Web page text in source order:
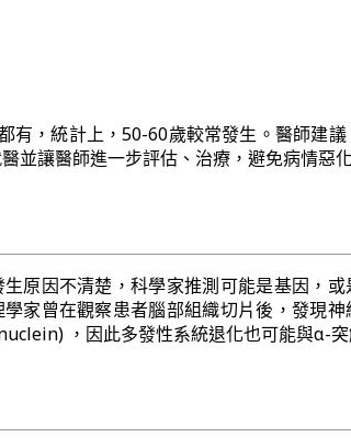
有，統計上，50-60歲較常發生。醫師建
並讓醫師進一步評估、治療，避免病情惡
原因不清楚，科學家推測可能是基因，
家曾在觀察患者腦部組織切片後，發現
，因此多發性系統退化也可能與α-突